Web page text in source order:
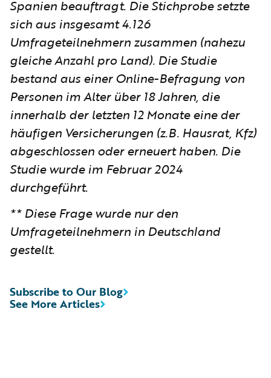
Spanien beauftragt. Die Stichprobe setzte
sich aus insgesamt 4.126
Umfrageteilnehmern zusammen (nahezu
gleiche Anzahl pro Land). Die Studie
bestand aus einer Online-Befragung von
Personen im Alter über 18 Jahren, die
innerhalb der letzten 12 Monate eine der
häufigen Versicherungen (z.B. Hausrat, Kfz)
abgeschlossen oder erneuert haben. Die
Studie wurde im Februar 2024
durchgeführt.
** Diese Frage wurde nur den
Umfrageteilnehmern in Deutschland
gestellt.
See More Articles
Subscribe to Our Blog